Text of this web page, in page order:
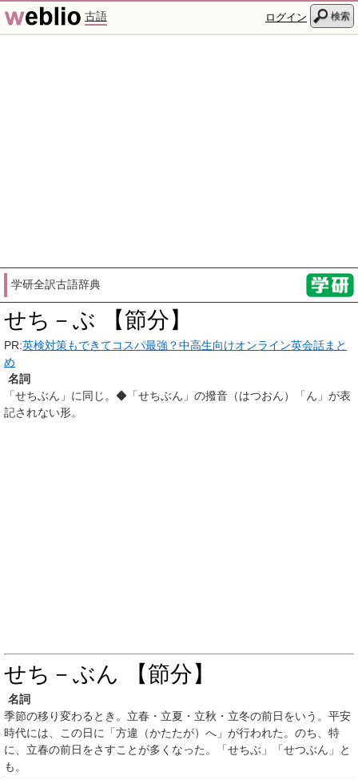
古語 ログイン 検索
学研全訳古語辞典
せち－ぶ 【節分】
PR:英検対策もできてコスパ最強？中高生向けオンライン英会話まと
め
名詞
「せちぶん」に同じ。◆「せちぶん」の撥音（はつおん）「ん」が表
記されない形。
せち－ぶん 【節分】
名詞
季節の移り変わるとき。立春・立夏・立秋・立冬の前日をいう。平安
時代には、この日に「方違（かたたが）へ」が行われた。のち、特
に、立春の前日をさすことが多くなった。「せちぶ」「せつぶん」と
も。